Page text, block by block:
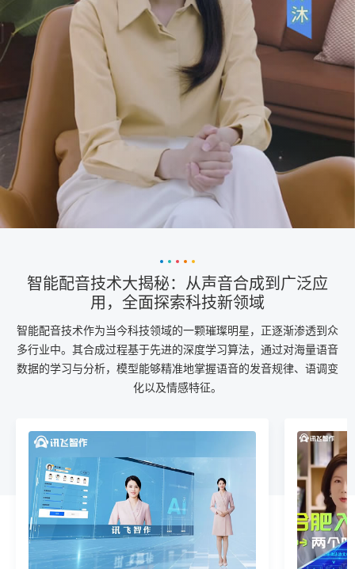
智能配音技术大揭秘：从声音合成到广泛应
用，全面探索科技新领域
智能配音技术作为当今科技领域的一颗璀璨明星，正逐渐渗透到众
多行业中。其合成过程基于先进的深度学习算法，通过对海量语音
数据的学习与分析，模型能够精准地掌握语音的发音规律、语调变
化以及情感特征。